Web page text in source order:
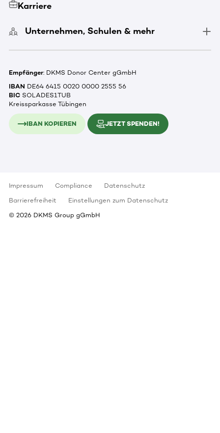
Karriere
Unternehmen, Schulen & mehr
Empfänger: DKMS Donor Center gGmbH
IBAN DE64 6415 0020 0000 2555 56
BIC SOLADES1TUB
Kreissparkasse Tübingen
IBAN KOPIEREN JETZT SPENDEN!
Impressum Compliance
Datenschutz
Barrierefreiheit
Einstellungen zum Datenschutz
© 2026 DKMS Group gGmbH